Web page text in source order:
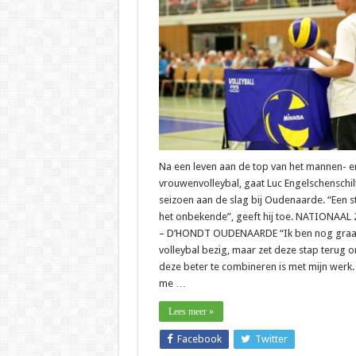
–
Luc
“Ik
kan
het
Na een leven aan de top van het mannen-
vrouwenvolleybal, gaat Luc
seizoen aan de slag bij Oudenaarde. “Een
het onbekende”, geeft hij toe. NATIONAAL
– D’HONDT OUDENAARDE “Ik ben nog
volleybal bezig, maar zet deze stap terug
deze beter te combineren is met mijn
me …
Lees meer »
Facebook Twitter